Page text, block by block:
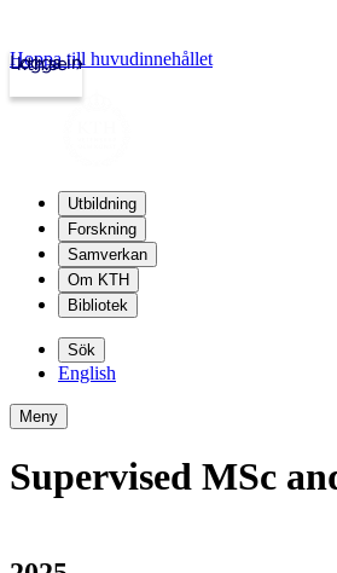
kth.se
Logga in
Hoppa till huvudinnehållet
Utbildning
Forskning
Samverkan
Om KTH
Bibliotek
Sök
English
Meny
Supervised MSc